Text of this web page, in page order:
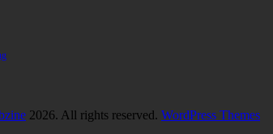
2026. All rights reserved. WordPress Themes